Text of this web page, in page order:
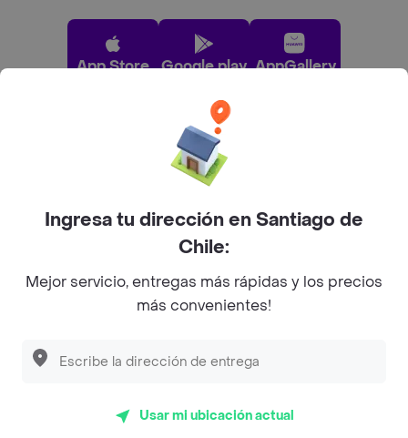
App Store Google play AppGallery
Pide tu comida favorita cerca de ti
Categorías
2026 Rappi Inc. All rights reserved.
Ingresa tu dirección en Santiago de
Chile:
Mejor servicio, entregas más rápidas y los precios
más convenientes!
Usar mi ubicación actual